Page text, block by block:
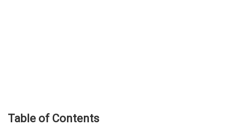
Table of Contents